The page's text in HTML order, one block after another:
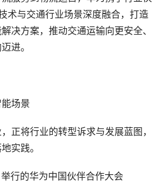
术与交通行业场景深度融合，打造
决方案，推动交通运输向更安全、
进。
场景
正将行业的转型诉求与发展蓝图，
实践。
行的华为中国伙伴合作大会